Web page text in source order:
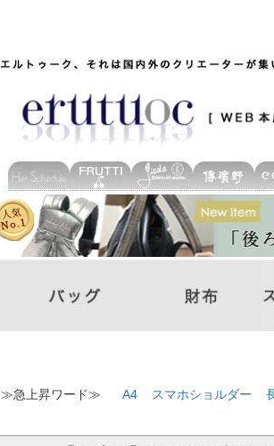
≫急上昇ワード≫ A4 スマホショルダー